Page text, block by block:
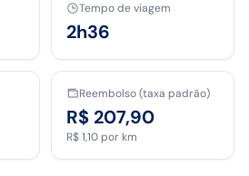
Tempo de viagem
2h36
Reembolso (taxa padrão)
R$ 207,90
R$ 1,10 por km